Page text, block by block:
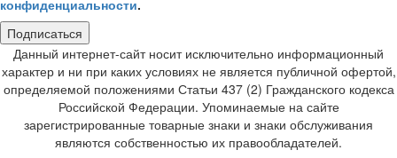
конфиденциальности.
Подписаться
Данный интернет-сайт носит исключительно информационный
характер и ни при каких условиях не является публичной офертой,
определяемой положениями Статьи 437 (2) Гражданского кодекса
Российской Федерации. Упоминаемые на сайте
зарегистрированные товарные знаки и знаки обслуживания
являются собственностью их правообладателей.